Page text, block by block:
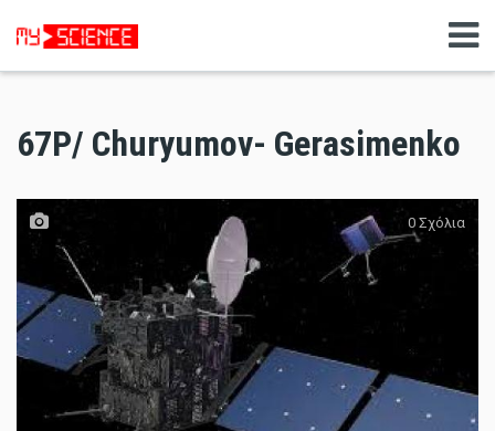
67Ρ/ Churyumov- Gerasimenko
0 Σχόλια